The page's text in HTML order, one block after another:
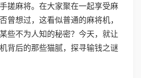
搓麻将。在大家聚在一起享受麻
曾想过，这看似普通的麻将机，
些不为人知的秘密？今天，就让
背后的那些猫腻，探寻输钱之谜